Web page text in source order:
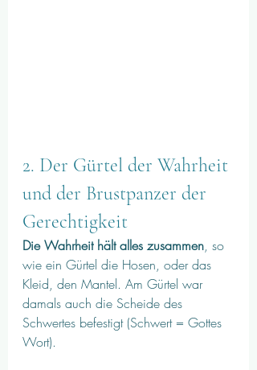
2. Der Gürtel der Wahrheit
und der Brustpanzer der
Gerechtigkeit
Die Wahrheit hält alles zusammen, so
wie ein Gürtel die Hosen, oder das
Kleid, den Mantel. Am Gürtel war
damals auch die Scheide des
Schwertes befestigt (Schwert = Gottes
Wort).